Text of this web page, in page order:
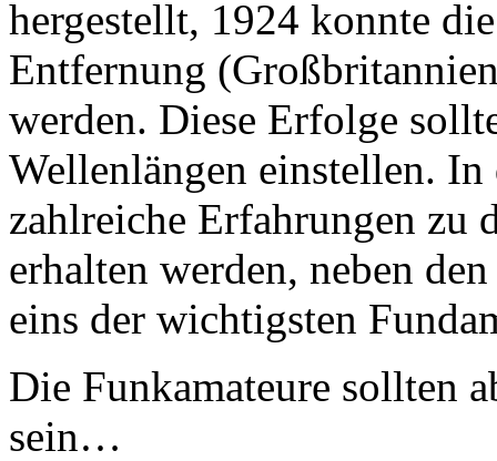
hergestellt, 1924 konnte
Entfernung
werden. Diese Erfolge
Wellenlängen einstellen.
zahlreiche Erfahrungen zu
erhalten werden, neben
eins der wichtigsten
Die Funkamateure sollten
sein…